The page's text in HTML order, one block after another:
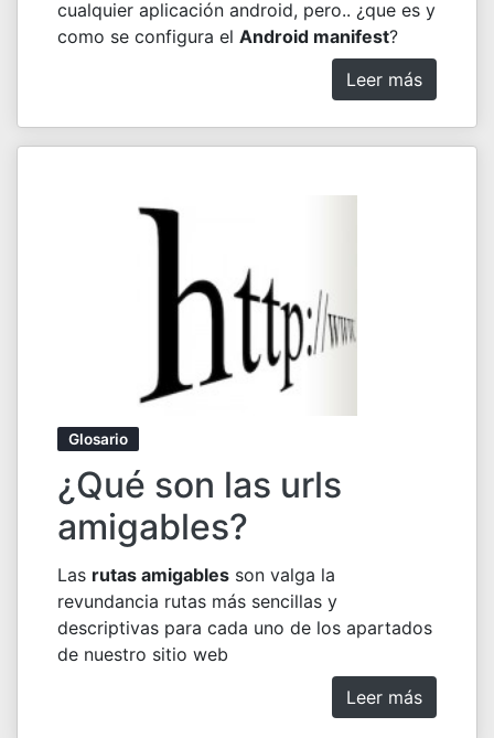
cualquier aplicación android, pero.. ¿que es y
como se configura el Android manifest?
Leer más
Glosario
¿Qué son las urls
amigables?
Las rutas amigables son valga la
revundancia rutas más sencillas y
descriptivas para cada uno de los apartados
de nuestro sitio web
Leer más